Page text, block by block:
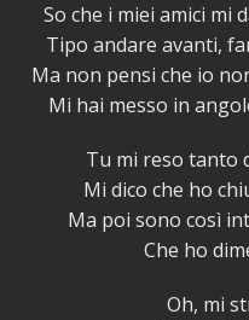
So che i miei amici mi
Tipo andare avanti,
Ma non pensi che io
Mi hai messo in
Tu mi reso tanto
Mi dico che ho
Ma poi sono così
Che ho
Oh, mi